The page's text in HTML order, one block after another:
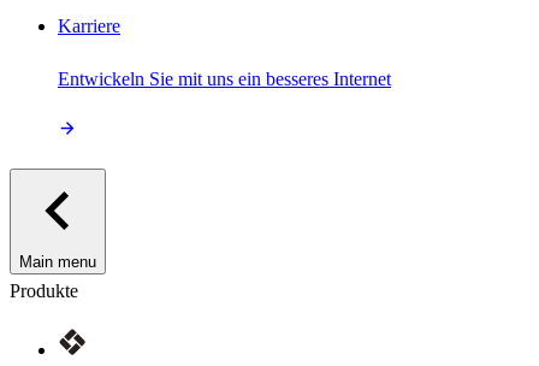
Karriere
Entwickeln Sie mit uns ein besseres Internet
Main menu
Produkte